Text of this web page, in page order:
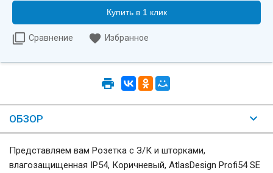
Купить в 1 клик
Сравнение Избранное
ОБЗОР
Представляем вам Розетка с З/К и шторками,
влагозащищенная IP54, Коричневый, AtlasDesign Profi54 SE